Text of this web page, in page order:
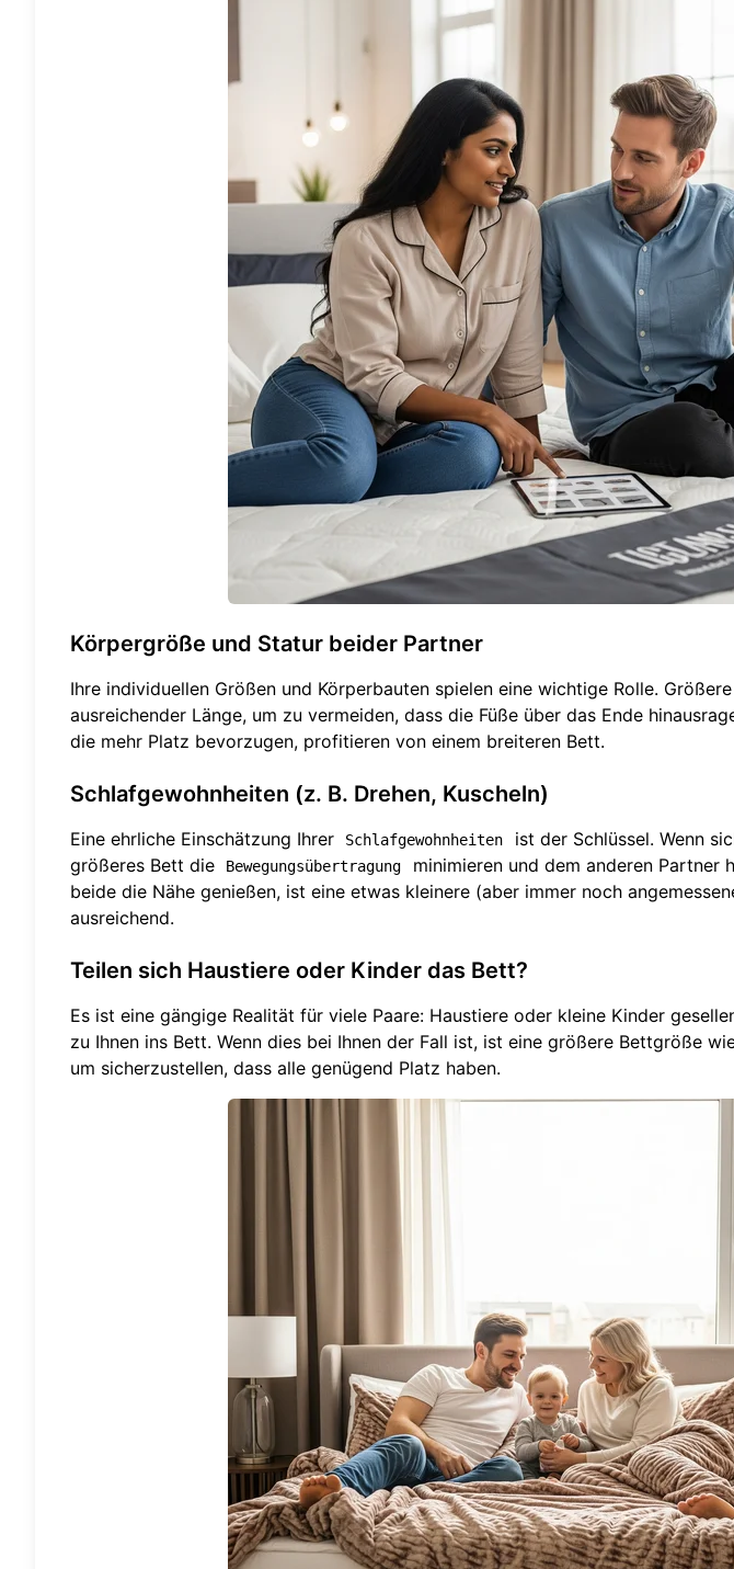
Körpergröße und Statur beider Partner
Ihre individuellen Größen und Körperbauten spielen eine wichtige Rolle.
ausreichender Länge, um zu vermeiden, dass die Füße über das Ende
die mehr Platz bevorzugen, profitieren von einem breiteren Bett.
Schlafgewohnheiten (z. B. Drehen, Kuscheln)
Eine ehrliche Einschätzung Ihrer Schlafgewohnheiten
ist der Schlüssel. Wenn
größeres Bett die
Bewegungsübertragung
minimieren und dem anderen Partner
beide die Nähe genießen, ist eine etwas kleinere (aber immer noch
ausreichend.
Teilen sich Haustiere oder Kinder das Bett?
Es ist eine gängige Realität für viele Paare: Haustiere oder kleine Kinder
zu Ihnen ins Bett. Wenn dies bei Ihnen der Fall ist, ist eine größere Bettgröße
um sicherzustellen, dass alle genügend Platz haben.